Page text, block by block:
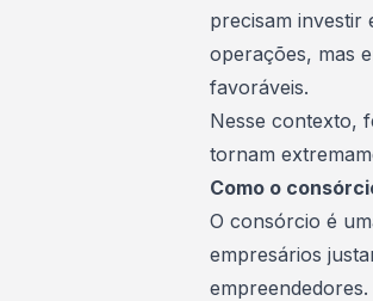
precisam investir
operações, mas
favoráveis.
Nesse contexto,
tornam
Como o
O consórcio é
empresários
empreendedores.